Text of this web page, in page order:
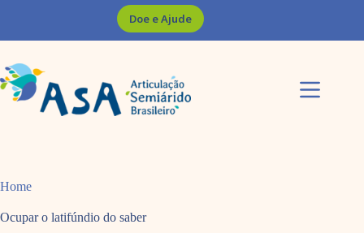
Doe e Ajude
Home
Ocupar o latifúndio do saber